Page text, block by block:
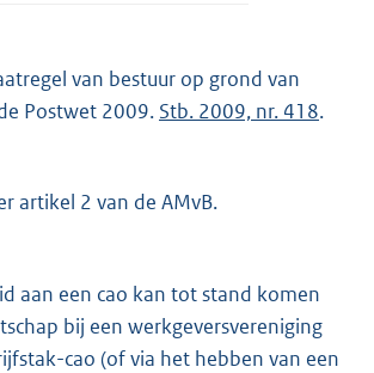
van bestuur op grond van
Postwet 2009. Stb. 2009, nr. 418.
artikel 2 van de AMvB.
aan een cao kan tot stand komen
bij een werkgeversvereniging
cao (of via het hebben van een